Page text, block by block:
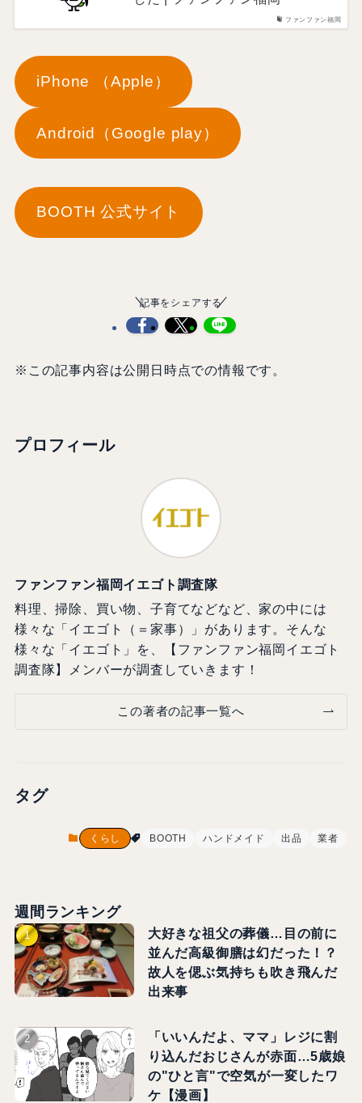
ファンファン福岡
iPhone （Apple）
Android（Google play）
BOOTH 公式サイト
記事をシェアする
※この記事内容は公開日時点での情報です。
プロフィール
ファンファン福岡イエゴト調査隊
料理、掃除、買い物、子育てなどなど、家の中には
様々な「イエゴト（＝家事）」があります。そんな
様々な「イエゴト」を、【ファンファン福岡イエゴト
調査隊】メンバーが調査していきます！
この著者の記事一覧へ
タグ
くらし BOOTH ハンドメイド 出品 業者
週間ランキング
大好きな祖父の葬儀…目の前に
並んだ高級御膳は幻だった！？
故人を偲ぶ気持ちも吹き飛んだ
出来事
「いいんだよ、ママ」レジに割
り込んだおじさんが赤面…5歳娘
の"ひと言"で空気が一変したワ
ケ【漫画】